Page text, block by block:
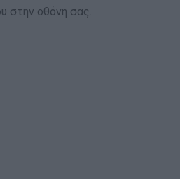
στην οθόνη σας.